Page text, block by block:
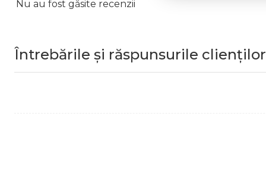
Nu au fost găsite recenzii
Întrebările și răspunsurile clienților